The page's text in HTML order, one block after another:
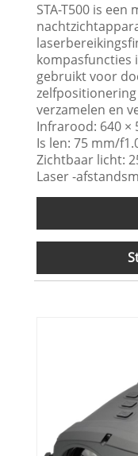
STA-T500 is
kompasfuncties
gebruikt voor
verzamelen en
Infrarood: 640 ×
Is len: 75 mm/
Zichtbaar licht:
Laser -